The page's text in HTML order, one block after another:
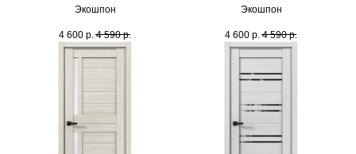
Экошпон
4 600 р. 4 590 р.
Экошпон
4 600 р. 4 590 р.